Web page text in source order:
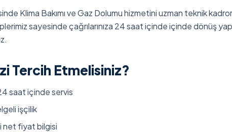
Klima Bakımı ve Gaz Dolumu hizmetini uzman teknik
sayesinde çağrılarınıza 24 saat içinde içinde dönüş
Tercih Etmelisiniz?
saat içinde servis
işçilik
net fiyat bilgisi